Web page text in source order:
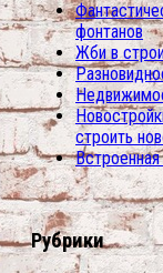
фонтанов
Жби в
строить
Рубрики